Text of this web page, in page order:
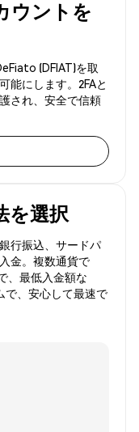
ウントを
(DFIAT)を取
能にします。2FAと
され、安全で信頼
を選択
行振込、サードパ
金。複数通貨で
、最低入金額な
で、安心して最速で